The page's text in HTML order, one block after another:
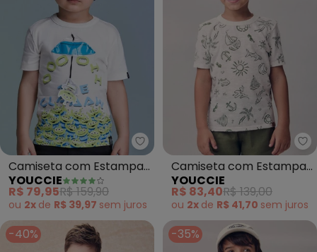
Youccie - Camiseta com
Camiseta com Estampa
Toy Story (Off White)
YOUCCIE
R$ 79,95R$ 159,90
ou 2x de R$ 39,97 sem juros
Camiseta com Estampa
Tropical (Branco)
YOUCCIE
R$ 83,40R$ 139,00
ou 2x de R$ 41,70 sem juros
-40% -35%